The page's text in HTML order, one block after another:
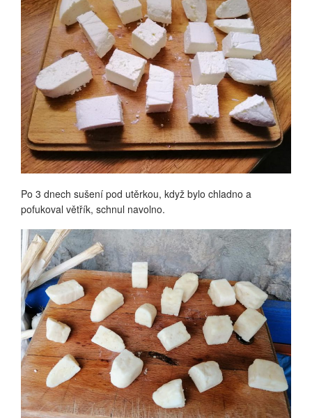
Po 3 dnech sušení pod utěrkou, když bylo chladno a
pofukoval větřík, schnul navolno.